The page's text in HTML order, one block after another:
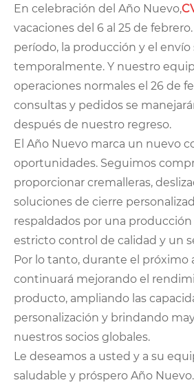
En celebración del Año Nuevo,
vacaciones del 6 al 25 de
período, la producción y el
temporalmente. Y nuestro
operaciones normales el 26 de
consultas y pedidos se
después de nuestro regreso.
El Año Nuevo marca un nuevo
oportunidades. Seguimos
proporcionar cremalleras,
soluciones de cierre
respaldados por una
estricto control de calidad y un
Por lo tanto, durante el próximo
continuará mejorando el
producto, ampliando las
personalización y brindando
nuestros socios globales.
Le deseamos a usted y a su
saludable y próspero Año